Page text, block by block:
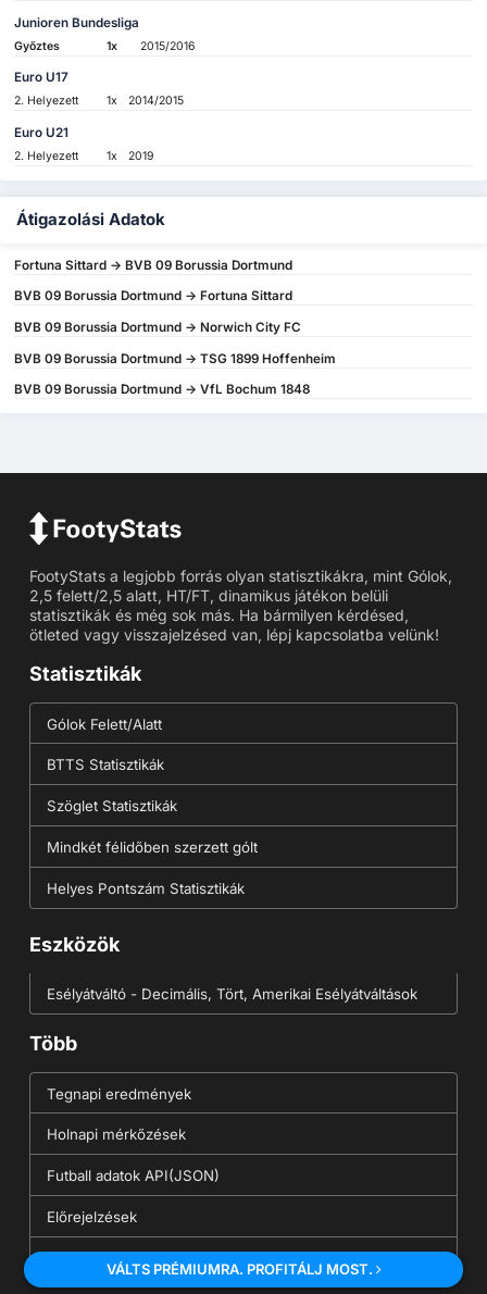
Junioren Bundesliga
Győztes 1x 2015/2016
Euro U17
2. Helyezett 1x 2014/2015
Euro U21
2. Helyezett 1x 2019
Átigazolási Adatok
Fortuna Sittard -> BVB 09 Borussia Dortmund
BVB 09 Borussia Dortmund -> Fortuna Sittard
BVB 09 Borussia Dortmund -> Norwich City FC
BVB 09 Borussia Dortmund -> TSG 1899 Hoffenheim
BVB 09 Borussia Dortmund -> VfL Bochum 1848
FootyStats a legjobb forrás olyan statisztikákra, mint Gólok,
2,5 felett/2,5 alatt, HT/FT, dinamikus játékon belüli
statisztikák és még sok más. Ha bármilyen kérdésed,
ötleted vagy visszajelzésed van, lépj kapcsolatba velünk!
Statisztikák
Gólok Felett/Alatt
BTTS Statisztikák
Szöglet Statisztikák
Mindkét félidőben szerzett gólt
Helyes Pontszám Statisztikák
Eszközök
Esélyátváltó - Decimális, Tört, Amerikai Esélyátváltások
Több
Tegnapi eredmények
Holnapi mérkőzések
Futball adatok API(JSON)
Előrejelzések
English Site
VÁLTS PRÉMIUMRA. PROFITÁLJ MOST.